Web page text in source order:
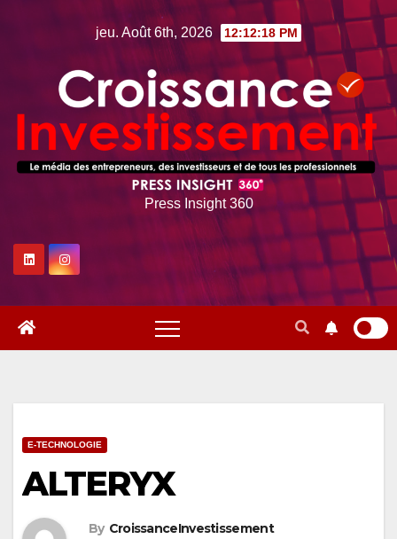
jeu. Août 6th, 2026 12:12:19 PM
Press Insight 360
E-TECHNOLOGIE
ALTERYX
By CroissanceInvestissement